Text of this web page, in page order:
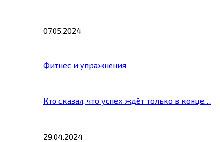
07.05.2024
Фитнес и упражнения
Кто сказал, что успех ждёт только в конце…
29.04.2024